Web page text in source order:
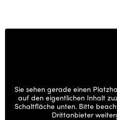
Sie sehen gerade einen
auf den eigentlichen Inhalt
Schaltfläche unten. Bitte
Drittanbieter